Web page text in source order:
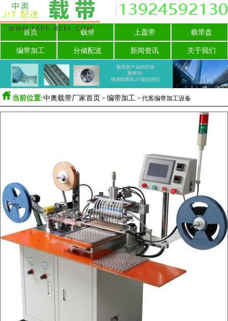
首页 载带 上盖带 载带盘
编带加工 分储配送 新闻资讯 关于我们
 当前位置:中奥载带厂家首页 > 编带加工 > 代客编带加工设备